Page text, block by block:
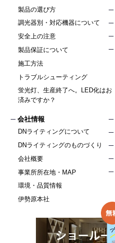
製品の選び方
調光器別・対応機器について
安全上の注意
製品保証について
施工方法
トラブルシューティング
蛍光灯、生産終了へ。LED化はお
済みですか？
会社情報
DNライティングについて
DNライティングのものづくり
会社概要
事業所所在地・MAP
環境・品質情報
伊勢原本社